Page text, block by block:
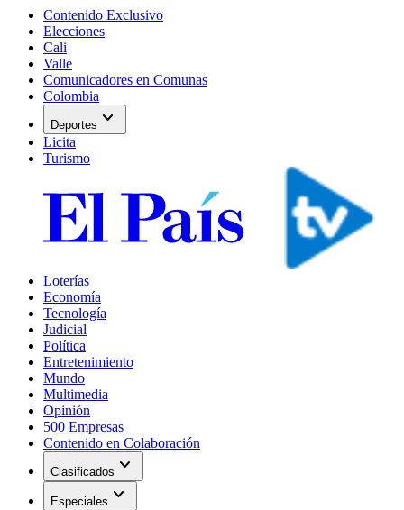
Contenido Exclusivo
Elecciones
Cali
Valle
Comunicadores en Comunas
Colombia
Deportes expand_more
Licita
Turismo
Loterías
Economía
Tecnología
Judicial
Política
Entretenimiento
Mundo
Multimedia
Opinión
500 Empresas
Contenido en Colaboración
Clasificados expand_more
Especiales expand_more